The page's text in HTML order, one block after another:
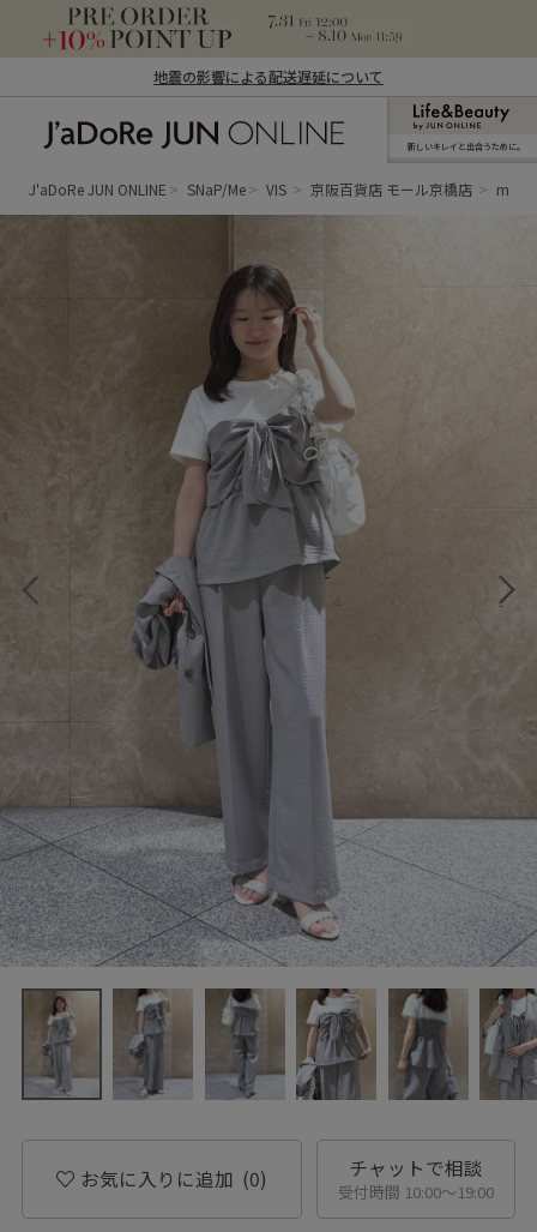
地震の影響による配送遅延について
ン オンライン）
新しいキレイと出合うために。
J'aDoRe JUN ONLINE SNaP/Me VIS 京阪百貨店 モール京橋店
お気に入りに追加 (0) チャットで相談
受付時間 10:00〜19:00